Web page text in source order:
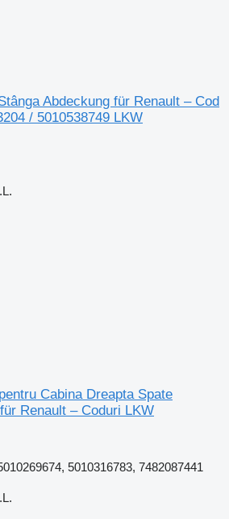
Abdeckung für Renault – Cod
/ 5010538749 LKW
Cabina Dreapta Spate
Renault – Coduri LKW
5010316783, 7482087441